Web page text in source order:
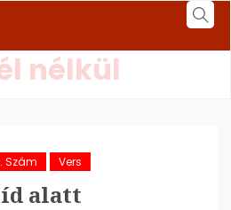
nélkül
Szám Vers
alatt